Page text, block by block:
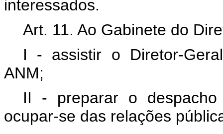
interessados.
Art. 11. Ao Gabinete do
I - assistir o Diretor-
ANM;
II - preparar o
ocupar-se das relações